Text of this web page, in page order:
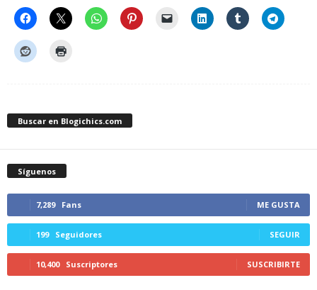
Buscar en Blogichics.com
Síguenos
7,289 Fans ME GUSTA
199 Seguidores SEGUIR
10,400 Suscriptores SUSCRIBIRTE